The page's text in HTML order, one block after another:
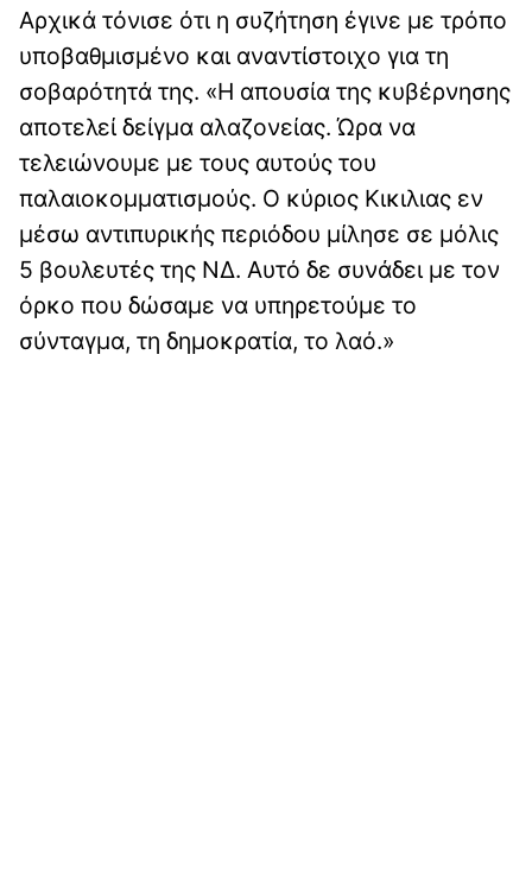
Αρχικά τόνισε ότι η συζήτηση έγινε με τρόπο
υποβαθμισμένο και αναντίστοιχο για τη
σοβαρότητά της. «Η απουσία της κυβέρνησης
αποτελεί δείγμα αλαζονείας. Ώρα να
τελειώνουμε με τους αυτούς του
παλαιοκομματισμούς. Ο κύριος Κικιλιας εν
μέσω αντιπυρικής περιόδου μίλησε σε μόλις
5 βουλευτές της ΝΔ. Αυτό δε συνάδει με τον
όρκο που δώσαμε να υπηρετούμε το
σύνταγμα, τη δημοκρατία, το λαό.»